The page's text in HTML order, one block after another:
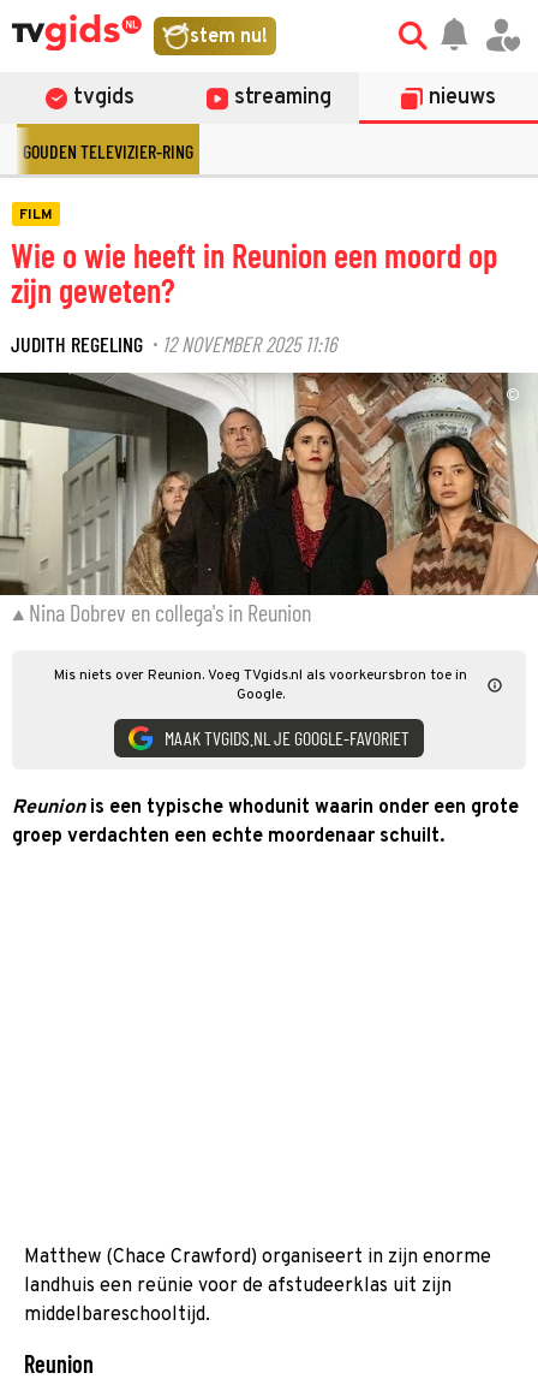
stem nu!
tvgids streaming nieuws
GOUDEN TELEVIZIER-RING
FILM
Wie o wie heeft in Reunion een moord op
zijn geweten?
JUDITH REGELING · 12 NOVEMBER 2025 11:16
©
Nina Dobrev en collega's in Reunion
Mis niets over Reunion. Voeg TVgids.nl als voorkeursbron toe in
Google.
MAAK TVGIDS.NL JE GOOGLE-FAVORIET
Reunionis een typische whodunit waarin onder een grote
groep verdachten een echte moordenaar schuilt.
Matthew (Chace Crawford) organiseert in zijn enorme
landhuis een reünie voor de afstudeerklas uit zijn
middelbareschooltijd.
Reunion